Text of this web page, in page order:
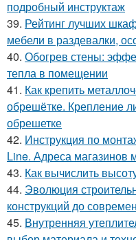
подробный инструктаж
39. Рейтинг лучших
мебели в раздевалки,
40. Обогрев стены:
тепла в помещении
41. Как крепить
обрешётке. Крепление
обрешетке
42. Инструкция по
Line. Адреса магазинов
43. Как вычислить
44. Эволюция
конструкций до
45. Внутренняя